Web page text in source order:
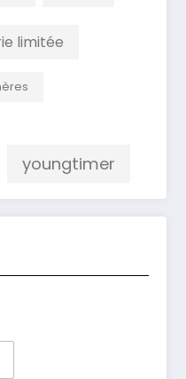
limitée
youngtimer